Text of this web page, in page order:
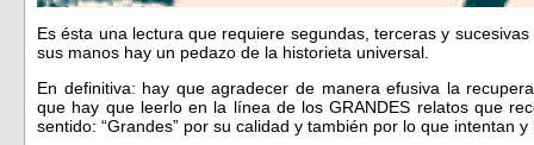
Es ésta una lectura que requiere segundas, terceras y
sus manos hay un pedazo de la historieta universal.
En definitiva: hay que agradecer de manera efusiva la
que hay que leerlo en la línea de los GRANDES relatos que
sentido: “Grandes” por su calidad y también por lo que intentan